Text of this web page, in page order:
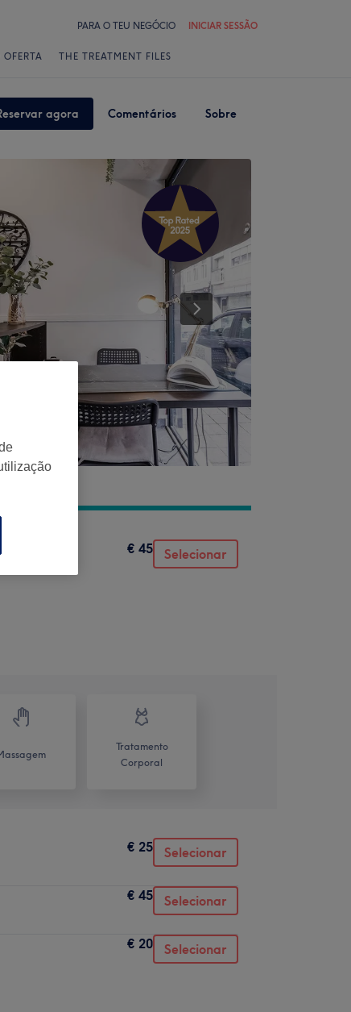
PARA O TEU NEGÓCIO INICIAR SESSÃO
THE TREATMENT FILES
agora Comentários Sobre
€ 45 Selecionar
Tratamento
Corporal
€ 25 Selecionar
€ 45 Selecionar
€ 20 Selecionar